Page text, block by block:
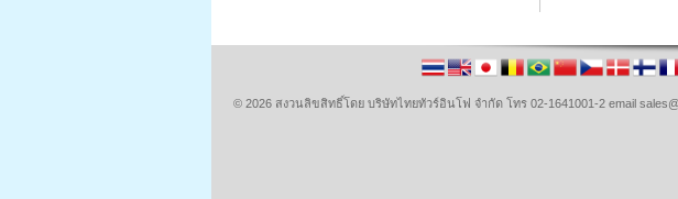
© 2026 สงวนลิขสิทธิ์โดย บริษัทไทยทัวร์อินโฟ จำกัด โทร 02-1641001-2 email